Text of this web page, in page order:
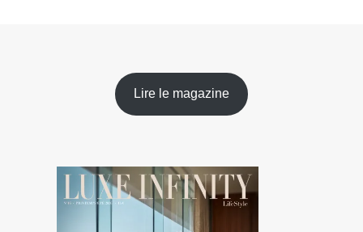
Lire le magazine